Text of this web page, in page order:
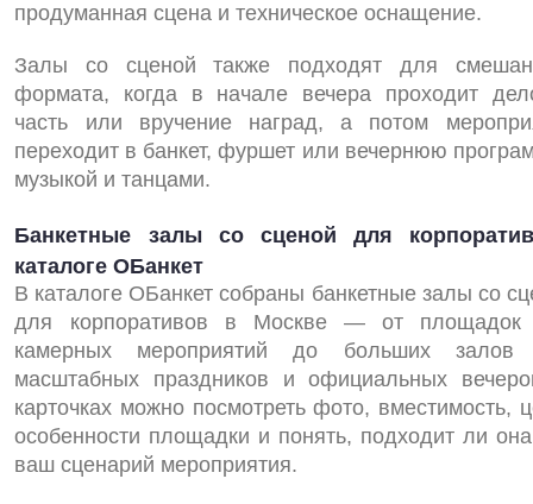
продуманная сцена и техническое оснащение.
Залы со сценой также подходят для
формата, когда в начале вечера проходит
часть или вручение наград, а потом
переходит в банкет, фуршет или вечернюю
музыкой и танцами.
Банкетные залы со сценой для
каталоге ОБанкет
В каталоге ОБанкет собраны банкетные залы со
для корпоративов в Москве — от площадок
камерных мероприятий до больших залов
масштабных праздников и официальных
карточках можно посмотреть фото, вместимость,
особенности площадки и понять, подходит ли
ваш сценарий мероприятия.